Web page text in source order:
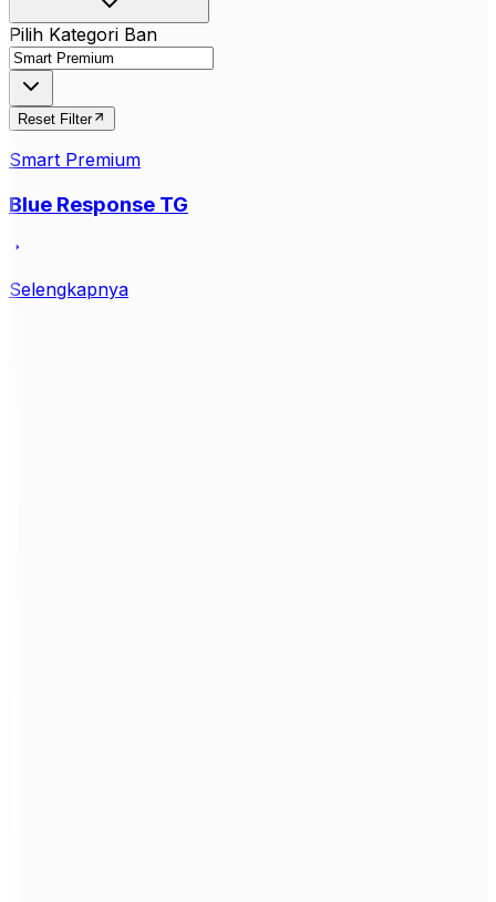
Pilih Kategori Ban
Reset Filter
Smart Premium
Blue Response TG
Selengkapnya